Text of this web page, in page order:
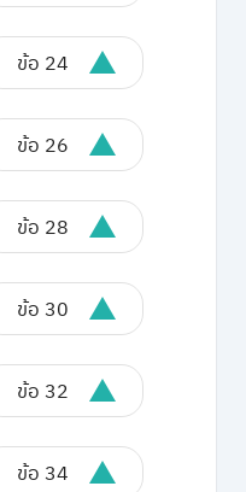
ข้อ 24
ข้อ 26
ข้อ 28
ข้อ 30
ข้อ 32
ข้อ 34